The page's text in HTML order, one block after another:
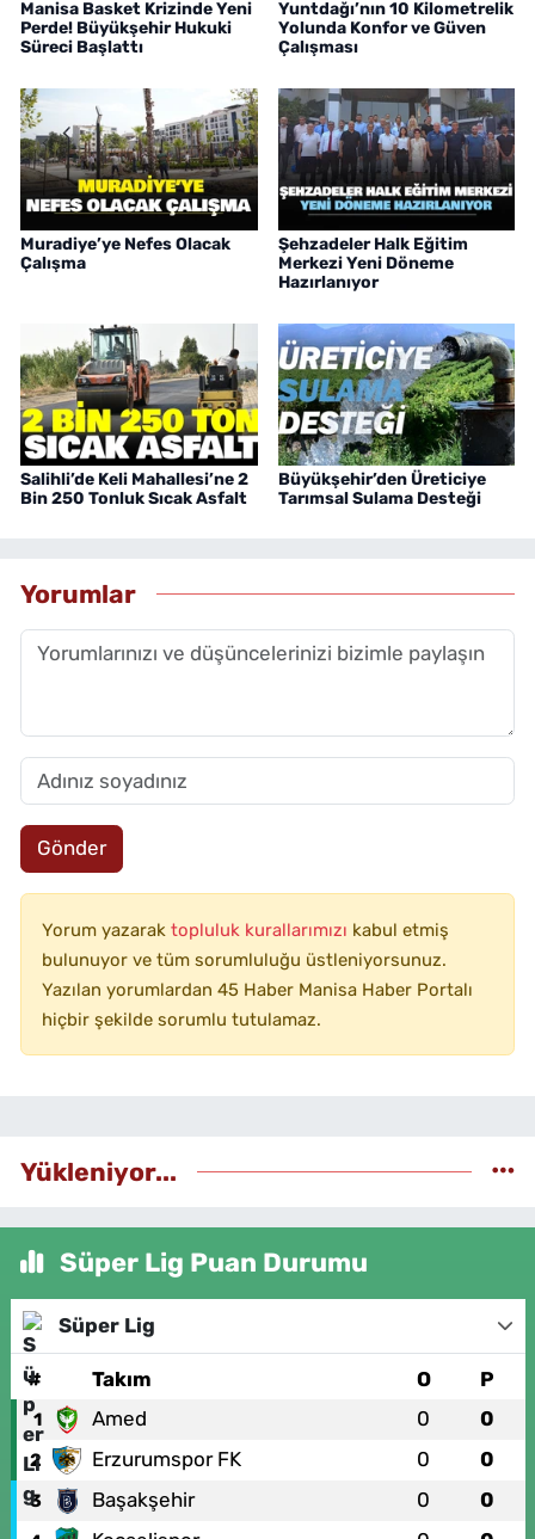
Manisa Basket Krizinde Yeni
Perde! Büyükşehir Hukuki
Süreci Başlattı
Yuntdağı’nın 10 Kilometrelik
Yolunda Konfor ve Güven
Çalışması
Muradiye’ye Nefes Olacak
Çalışma
Şehzadeler Halk Eğitim
Merkezi Yeni Döneme
Hazırlanıyor
Salihli’de Keli Mahallesi’ne 2
Bin 250 Tonluk Sıcak Asfalt
Büyükşehir’den Üreticiye
Tarımsal Sulama Desteği
Yorumlar
Gönder
Yorum yazarak topluluk kurallarımızı kabul etmiş
bulunuyor ve tüm sorumluluğu üstleniyorsunuz.
Yazılan yorumlardan 45 Haber Manisa Haber Portalı
hiçbir şekilde sorumlu tutulamaz.
Yükleniyor...
Süper Lig Puan Durumu
Süper Lig
# Takım O P
1 Amed 0 0
2 Erzurumspor FK 0 0
3 Başakşehir 0 0